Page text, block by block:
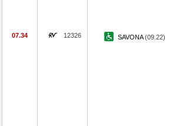
07.34 12326 SAVONA(09.22)